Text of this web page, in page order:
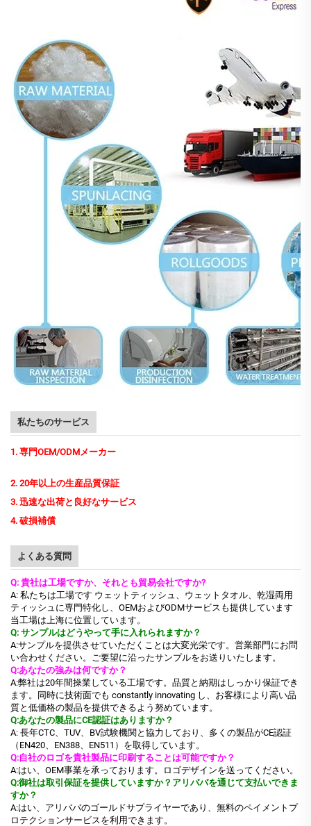
私たちのサービス
1. 専門OEM/ODMメーカー
2. 20年以上の生産品質保証
3. 迅速な出荷と良好なサービス
4. 破損補償
よくある質問
Q: 貴社は工場ですか、それとも貿易会社ですか?
A: 私たちは工場です ウェットティッシュ、ウェットタオル、乾湿両用
ティッシュに専門特化し、OEMおよびODMサービスも提供しています
当工場は上海に位置しています。
Q: サンプルはどうやって手に入れられますか？
A:サンプルを提供させていただくことは大変光栄です。営業部門にお問
い合わせください。ご要望に沿ったサンプルをお送りいたします。
Q:あなたの強みは何ですか？
A:弊社は20年間操業している工場です。品質と納期はしっかり保証でき
ます。同時に技術面でも constantly innovating し、お客様により高い品
質と低価格の製品を提供できるよう努めています。
Q:あなたの製品にCE認証はありますか？
A: 長年CTC、TUV、BV試験機関と協力しており、多くの製品がCE認証
（EN420、EN388、EN511）を取得しています。
Q:自社のロゴを貴社製品に印刷することは可能ですか？
A:はい、OEM事業を承っております。ロゴデザインを送ってください。
Q:御社は取引保証を提供していますか？アリババを通じて支払いできま
すか？
A:はい、アリババのゴールドサプライヤーであり、無料のペイメントプ
ロテクションサービスを利用できます。